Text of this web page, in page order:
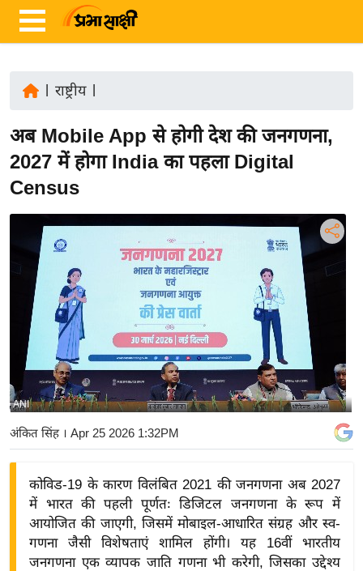
ज़ा
ख
ब
र
ष्ट्री
य
ष्ट्री
य
बि
ज़
ने
द्यो
राष्ट्रीय|
अब Mobile App से होगी देश की जनगणना,
2027 में होगा India का पहला Digital
Census
ANI
अंकित सिंह। Apr 25 2026 1:32PM
कोविड-19 के कारण विलंबित 2021 की जनगणना अब 2027
में भारत की पहली पूर्णतः डिजिटल जनगणना के रूप में
आयोजित की जाएगी, जिसमें मोबाइल-आधारित संग्रह और स्व-
गणना जैसी विशेषताएं शामिल होंगी। यह 16वीं भारतीय
जनगणना एक व्यापक जाति गणना भी करेगी, जिसका उद्देश्य